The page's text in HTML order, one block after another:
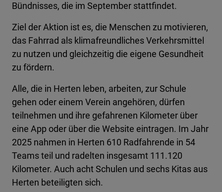
Bündnisses, die im September stattfindet.
Ziel der Aktion ist es, die Menschen zu motivieren,
das Fahrrad als klimafreundliches Verkehrsmittel
zu nutzen und gleichzeitig die eigene Gesundheit
zu fördern.
Alle, die in Herten leben, arbeiten, zur Schule
gehen oder einem Verein angehören, dürfen
teilnehmen und ihre gefahrenen Kilometer über
eine App oder über die Website eintragen. Im Jahr
2025 nahmen in Herten 610 Radfahrende in 54
Teams teil und radelten insgesamt 111.120
Kilometer. Auch acht Schulen und sechs Kitas aus
Herten beteiligten sich.